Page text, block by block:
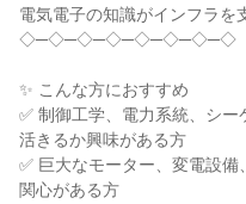
電気電子の知識がインフラを
◇─◇─◇─◇─◇─◇─◇─◇
✨ こんな方におすすめ
✅ 制御工学、電力系統、シ
活きるか興味がある方
✅ 巨大なモーター、変電設
関心がある方